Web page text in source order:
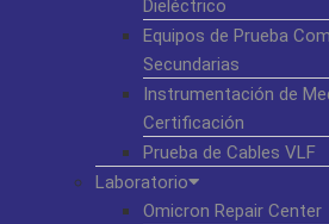
Dieléctrico
Equipos de Prueba
Secundarias
Instrumentación de
Certificación
Prueba de Cables VLF
Laboratorio
Omicron Repair Center